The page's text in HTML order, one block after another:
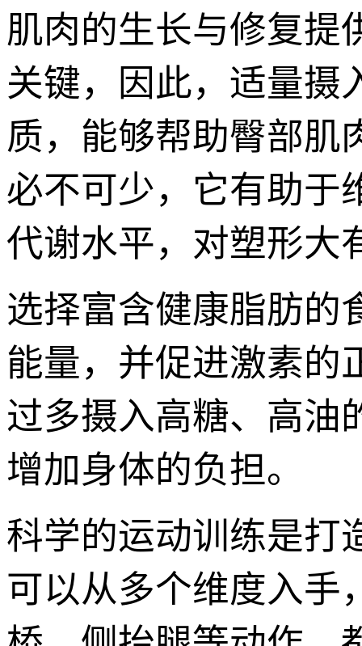
肌肉的生长与修复提
关键，因此，适量摄
质，能够帮助臀部肌
必不可少，它有助于
代谢水平，对塑形大
选择富含健康脂肪的
能量，并促进激素的
过多摄入高糖、高油
增加身体的负担。
科学的运动训练是打
可以从多个维度入手